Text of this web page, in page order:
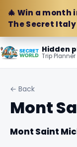
🎄 Win a month
The Secret Italy
Hidden
Trip
← Back
Mont
Mont Saint